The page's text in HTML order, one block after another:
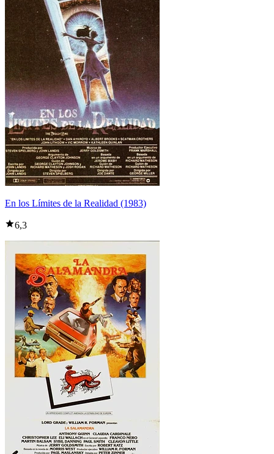
En los Límites de la Realidad (1983)
6,3